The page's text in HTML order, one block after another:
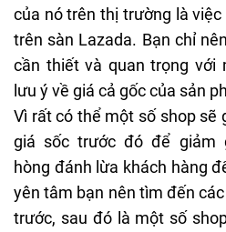
của nó trên thị trường là
trên sàn Lazada. Bạn chỉ
cần thiết và quan trọng với
lưu ý về giá cả gốc của sản
Vì rất có thể một số shop sẽ
giá sốc trước đó để giảm
hòng đánh lừa khách hàng
yên tâm bạn nên tìm đến
trước, sau đó là một số